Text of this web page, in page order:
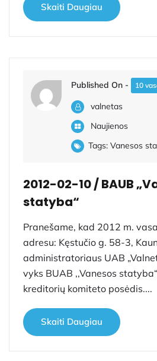
Skaiti Daugiau
Published On - 10
valnetas
Naujienos
Tags: Vanesos
2012-02-10 / BAUB
statyba“
Pranešame, kad 2012 m.
adresu: Kęstučio g. 58-3,
administratoriaus UAB
vyks BUAB ,,Vanesos
kreditorių komiteto posėdis....
Skaiti Daugiau